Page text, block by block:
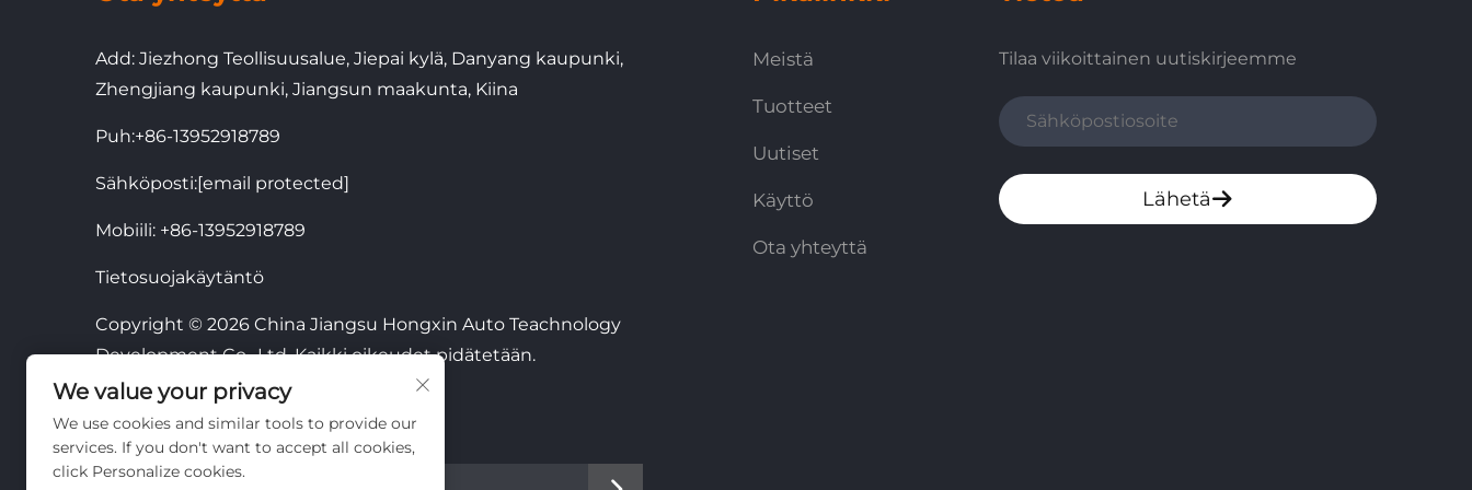
Add: Jiezhong Teollisuusalue, Jiepai kylä, Danyang kaupunki,
Zhengjiang kaupunki, Jiangsun maakunta, Kiina
Puh:+86-13952918789
Sähköposti:[email protected]
Mobiili: +86-13952918789
Tietosuojakäytäntö
Copyright © 2026 China Jiangsu Hongxin Auto Teachnology
Development Co., Ltd. Kaikki oikeudet pidätetään.
Meistä
Tuotteet
Uutiset
Käyttö
Ota yhteyttä
Tilaa viikoittainen uutiskirjeemme
Lähetä
We value your privacy
We use cookies and similar tools to provide our
services. If you don't want to accept all cookies,
click Personalize cookies.